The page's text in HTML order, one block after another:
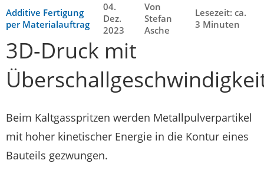
Additive Fertigung
per Materialauftrag
04.
Dez.
2023
Von
Stefan
Asche
Lesezeit: ca.
3 Minuten
3D-Druck mit
Beim Kaltgasspritzen werden Metallpulverpartikel
mit hoher kinetischer Energie in die Kontur eines
Bauteils gezwungen.